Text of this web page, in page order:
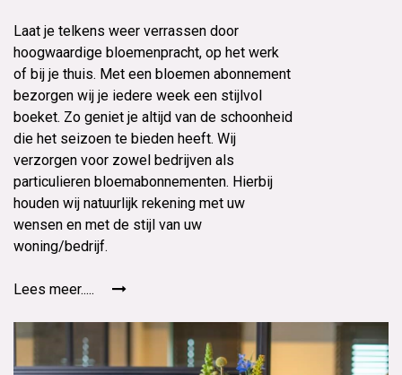
Laat je telkens weer verrassen door
hoogwaardige bloemenpracht, op het werk
of bij je thuis. Met een bloemen abonnement
bezorgen wij je iedere week een stijlvol
boeket. Zo geniet je altijd van de schoonheid
die het seizoen te bieden heeft. Wij
verzorgen voor zowel bedrijven als
particulieren bloemabonnementen. Hierbij
houden wij natuurlijk rekening met uw
wensen en met de stijl van uw
woning/bedrijf.
Lees meer.....